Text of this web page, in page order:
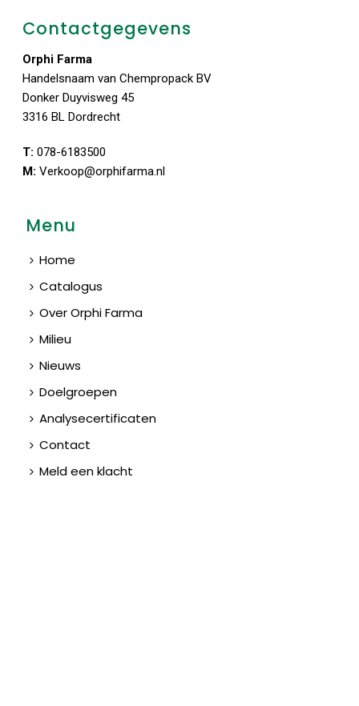
Contactgegevens
Orphi Farma
Handelsnaam van Chempropack BV
Donker Duyvisweg 45
3316 BL Dordrecht
T: 078-6183500
M: Verkoop@orphifarma.nl
Menu
Home
Catalogus
Over Orphi Farma
Milieu
Nieuws
Doelgroepen
Analysecertificaten
Contact
Meld een klacht